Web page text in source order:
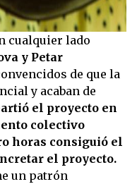
cualquier lado
y Petar
de que la
y acaban de
el proyecto en
colectivo
horas consiguió el
el proyecto.
un patrón